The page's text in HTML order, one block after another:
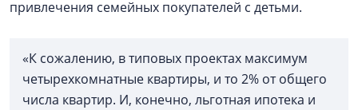
привлечения семейных покупателей с детьми.
«К сожалению, в типовых проектах максимум
четырехкомнатные квартиры, и то 2% от общего
числа квартир. И, конечно, льготная ипотека и